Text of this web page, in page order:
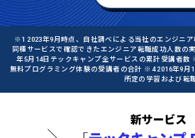
※1 2023年9月時点、自社調べによる当社のエンジニ
同種サービスで確認できたエンジニア転職成功人数の
年5月14日テックキャンプ全サービスの累計受講者数
無料プログラミング体験の受講者の合計 ※4 2016年9月
所定の学習および転